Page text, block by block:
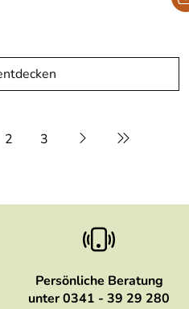
2 3
Persönliche Beratung
unter 0341 - 39 29 280